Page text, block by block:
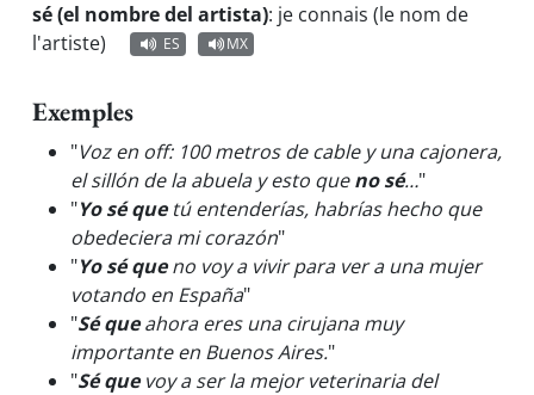
sé (el nombre del artista): je connais (le nom de
l'artiste)
ES MX
Exemples
"Voz en off: 100 metros de cable y una cajonera,
el sillón de la abuela y esto queno sé…"
"Yo sé quetú entenderías, habrías hecho que
obedeciera mi corazón"
"Yo sé queno voy a vivir para ver a una mujer
votando en España"
"Sé queahora eres una cirujana muy
importante en Buenos Aires."
"Sé quevoy a ser la mejor veterinaria del